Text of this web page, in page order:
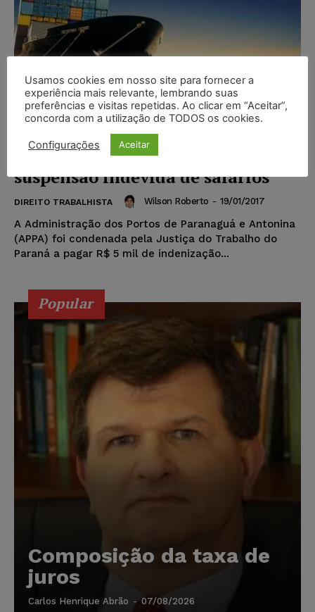
Portuário será indenizado por
suspensão indevida de salários
DIREITO TRABALHISTA Wilson Roberto - 19/01/2017
A Administração dos Portos de Paranaguá e Antonina
(APPA) foi condenada pela Justiça do Trabalho do
Paraná a pagar R$ 5 mil de indenização...
Popular
Composição da taxa de
juros
Carlos Henrique Abrão - 07/08/2026
Usamos cookies em nosso site para fornecer a
experiência mais relevante, lembrando suas
preferências e visitas repetidas. Ao clicar em “Aceitar”,
concorda com a utilização de TODOS os cookies.
Configurações Aceitar